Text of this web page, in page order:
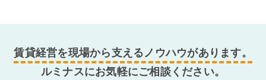
賃貸経営を現場から支えるノウハウがあります。
ルミナスにお気軽にご相談ください。